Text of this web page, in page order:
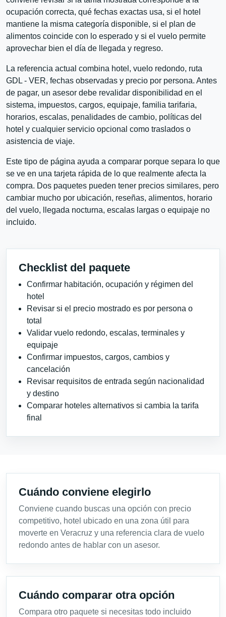
ocupación correcta, qué fechas exactas usa, si el hotel
mantiene la misma categoría disponible, si el plan de
alimentos coincide con lo esperado y si el vuelo permite
aprovechar bien el día de llegada y regreso.
La referencia actual combina hotel, vuelo redondo, ruta
GDL - VER, fechas observadas y precio por persona. Antes
de pagar, un asesor debe revalidar disponibilidad en el
sistema, impuestos, cargos, equipaje, familia tarifaria,
horarios, escalas, penalidades de cambio, políticas del
hotel y cualquier servicio opcional como traslados o
asistencia de viaje.
Este tipo de página ayuda a comparar porque separa lo que
se ve en una tarjeta rápida de lo que realmente afecta la
compra. Dos paquetes pueden tener precios similares, pero
cambiar mucho por ubicación, reseñas, alimentos, horario
del vuelo, llegada nocturna, escalas largas o equipaje no
incluido.
Checklist del paquete
Confirmar habitación, ocupación y régimen del
hotel
Revisar si el precio mostrado es por persona o
total
Validar vuelo redondo, escalas, terminales y
equipaje
Confirmar impuestos, cargos, cambios y
cancelación
Revisar requisitos de entrada según nacionalidad
y destino
Comparar hoteles alternativos si cambia la tarifa
final
Cuándo conviene elegirlo
Conviene cuando buscas una opción con precio
competitivo, hotel ubicado en una zona útil para
moverte en Veracruz y una referencia clara de vuelo
redondo antes de hablar con un asesor.
Cuándo comparar otra opción
Compara otro paquete si necesitas todo incluido